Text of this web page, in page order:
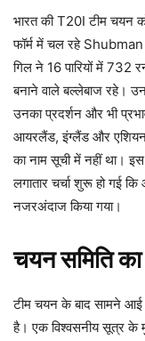
भारत की T20I टीम चयन
फॉर्म में चल रहे
गिल ने 16 पारियों में 732
बनाने वाले बल्लेबाज रहे।
उनका प्रदर्शन और भी
आयरलैंड, इंग्लैंड और एशियन
का नाम सूची में नहीं था।
लगातार चर्चा शुरू हो गई
नजरअंदाज किया गया।
चयन समिति
टीम चयन के बाद सामने
है। एक विश्वसनीय सूत्र के